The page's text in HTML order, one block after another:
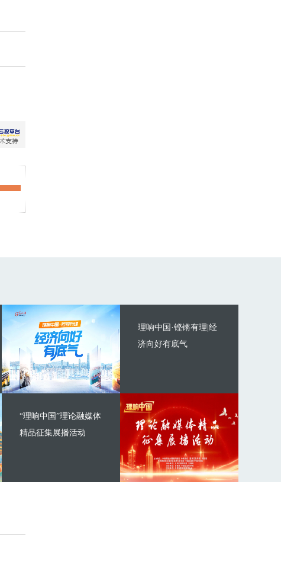
理响中国·铿锵有理|经
济向好有底气
“理响中国”理论融媒体
精品征集展播活动